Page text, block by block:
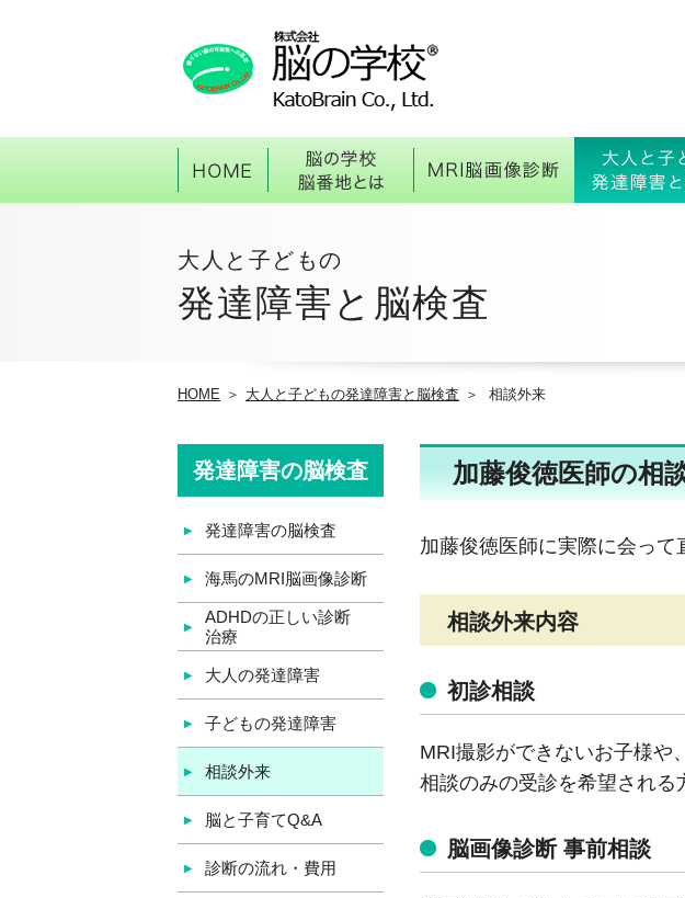
HOME 脳の学校・脳番地とは
MRI脳画
大人と子どもの
発達障害と脳検査
HOME 大人と子どもの発達障害と脳検査 相談外来
発達障害の脳検査
発達障害の脳検査
海馬のMRI脳画像診断
ADHDの正しい診断
治療
大人の発達障害
子どもの発達障害
相談外来
脳と子育てQ&A
診断の流れ・費用
加藤俊徳医師の相
加藤俊徳医師に実際に会って
相談外来内容
初診相談
MRI撮影ができないお子様や
相談のみの受診を希望される
脳画像診断 事前相談